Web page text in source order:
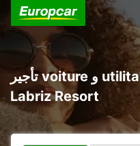
تأجير voiture و utilitaire في Seychelles Hilton
Labriz Resort